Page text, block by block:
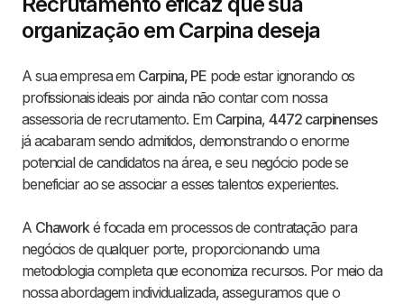
organização em Carpina deseja
A sua empresa em Carpina, PEpode estar ignorando os
profissionais ideais por ainda não contar com nossa
assessoria de recrutamento. Em Carpina, 4.472 carpinenses
já acabaram sendo admitidos, demonstrando o enorme
potencial de candidatos na área, e seu negócio pode se
beneficiar ao se associar a esses talentos experientes.
A Chaworké focada em processos de contratação para
negócios de qualquer porte, proporcionando uma
metodologia completa que economiza recursos. Por meio da
nossa abordagem individualizada, asseguramos que o